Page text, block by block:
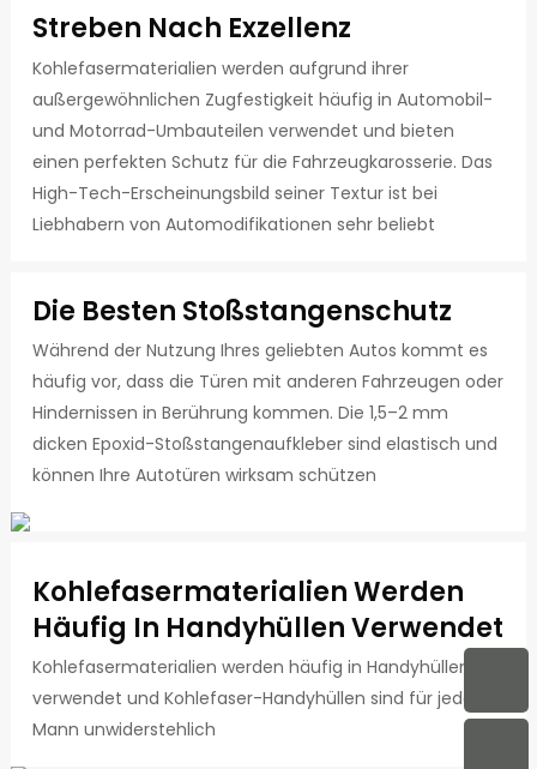
Streben Nach Exzellenz
Kohlefasermaterialien werden aufgrund ihrer
außergewöhnlichen Zugfestigkeit häufig in Automobil-
und Motorrad-Umbauteilen verwendet und bieten
einen perfekten Schutz für die Fahrzeugkarosserie. Das
High-Tech-Erscheinungsbild seiner Textur ist bei
Liebhabern von Automodifikationen sehr beliebt
Die Besten Stoßstangenschutz
Während der Nutzung Ihres geliebten Autos kommt es
häufig vor, dass die Türen mit anderen Fahrzeugen oder
Hindernissen in Berührung kommen. Die 1,5–2 mm
dicken Epoxid-Stoßstangenaufkleber sind elastisch und
können Ihre Autotüren wirksam schützen
Kohlefasermaterialien Werden
Häufig In Handyhüllen Verwendet
Kohlefasermaterialien werden häufig in Handyhüllen
verwendet und Kohlefaser-Handyhüllen sind für jeden
Mann unwiderstehlich